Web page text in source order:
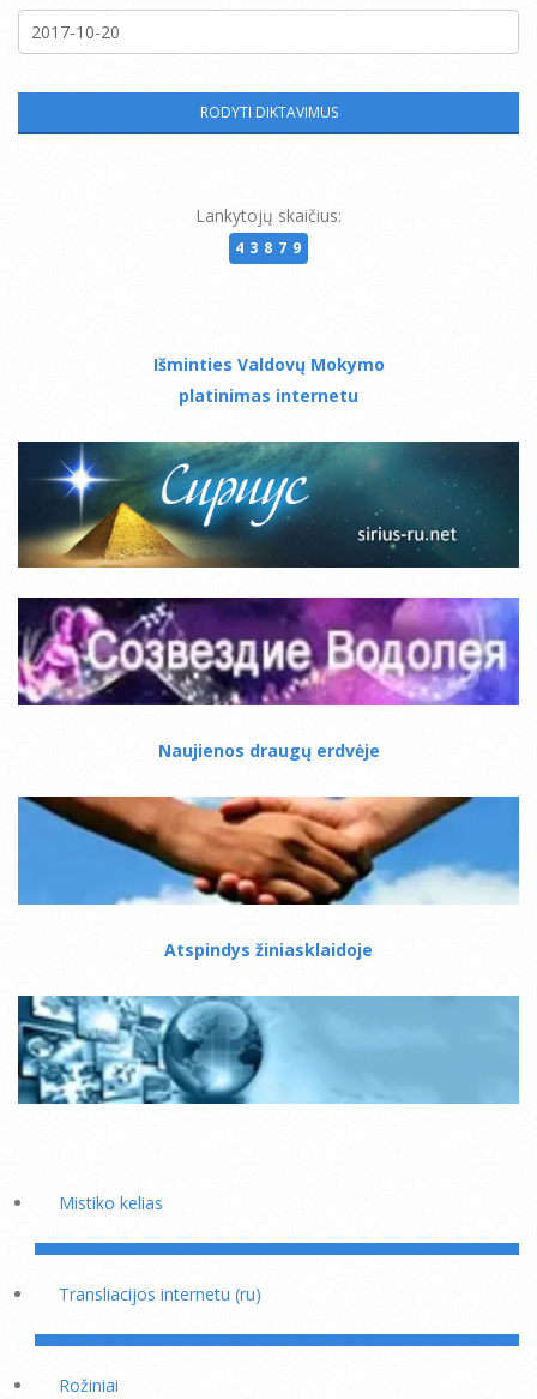
Lankytojų skaičius:
43879
Išminties Valdovų Mokymo
platinimas internetu
Naujienos draugų erdvėje
Atspindys žiniasklaidoje
Mistiko kelias
Transliacijos internetu (ru)
Rožiniai